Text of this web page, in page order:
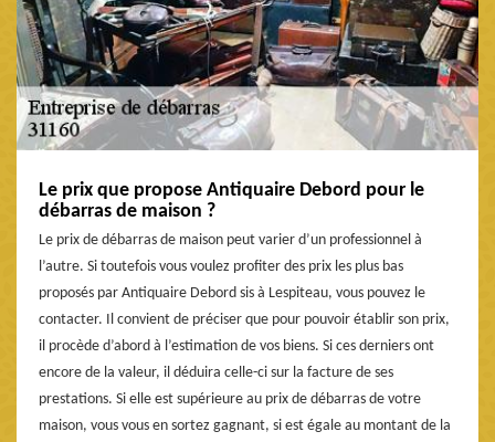
Le prix que propose Antiquaire Debord pour le
débarras de maison ?
Le prix de débarras de maison peut varier d’un professionnel à
l’autre. Si toutefois vous voulez profiter des prix les plus bas
proposés par Antiquaire Debord sis à Lespiteau, vous pouvez le
contacter. Il convient de préciser que pour pouvoir établir son prix,
il procède d’abord à l’estimation de vos biens. Si ces derniers ont
encore de la valeur, il déduira celle-ci sur la facture de ses
prestations. Si elle est supérieure au prix de débarras de votre
maison, vous vous en sortez gagnant, si est égale au montant de la